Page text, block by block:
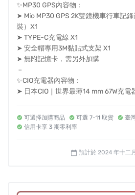
✨MP30 GPS內容物：
➤ Mio MP30 GPS 2K雙鏡機車行車記
裝）X1
➤ TYPE-C充電線 X1
➤ 安全帽專用3M黏貼式支架 X1
➤ 無附記憶卡，需另外加購
－
✨CIO充電器內容物：
➤ 日本CIO｜世界最薄14 mm 67W充電
可選擇加購商品 可選 7-11 取貨
臺
信用卡享 3 期零利率
calendar_today 預計於 2024 年十二